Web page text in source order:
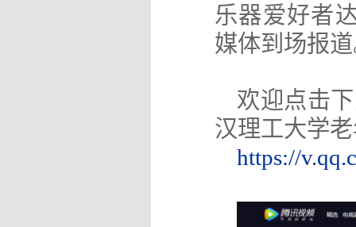
乐器爱好者
媒体到场报
欢迎点击
汉理工大学
https://